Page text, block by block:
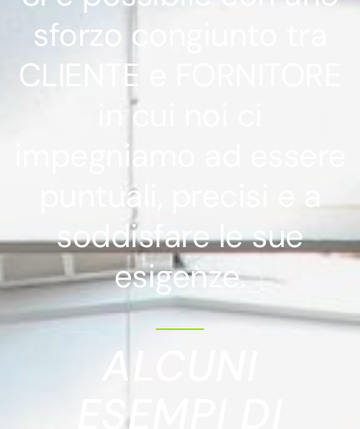
sforzo congiunto tra
CLIENTE e FORNITORE
in cui noi ci
impegniamo ad essere
puntuali, precisi e a
soddisfare le sue
esigenze.
ALCUNI
ESEMPI DI